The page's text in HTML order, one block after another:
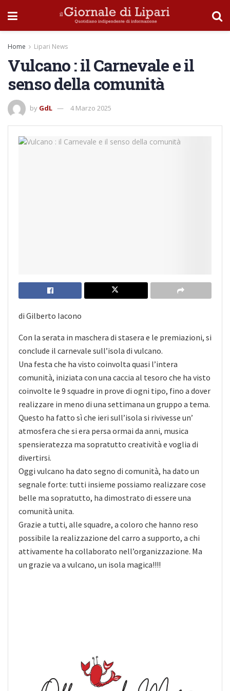
Home Lipari News
Vulcano : il Carnevale e il
senso della comunità
by GdL 4 Marzo 2025
di Gilberto Iacono
Con la serata in maschera di stasera e le premiazioni, si
conclude il carnevale sull’isola di vulcano.
Una festa che ha visto coinvolta quasi l’intera
comunità, iniziata con una caccia al tesoro che ha visto
coinvolte le 9 squadre in prove di ogni tipo, fino a dover
realizzare in meno di una settimana un gruppo a tema.
Questo ha fatto sì che ieri sull’isola si rivivesse un’
atmosfera che si era persa ormai da anni, musica
spensieratezza ma sopratutto creatività e voglia di
divertirsi.
Oggi vulcano ha dato segno di comunità, ha dato un
segnale forte: tutti insieme possiamo realizzare cose
belle ma sopratutto, ha dimostrato di essere una
comunità unita.
Grazie a tutti, alle squadre, a coloro che hanno reso
possibile la realizzazione del carro a supporto, a chi
attivamente ha collaborato nell’organizzazione. Ma
un grazie va a vulcano, un isola magica!!!!